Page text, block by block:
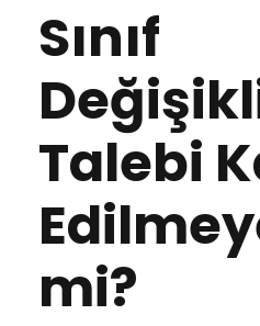
Sınıf
Talebi
mi?